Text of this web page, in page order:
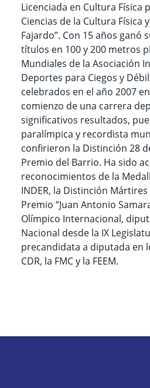
Licenciada en Cultura Física
Ciencias de la Cultura Física
Fajardo”. Con 15 años ganó
títulos en 100 y 200 metros
Mundiales de la Asociación
Deportes para Ciegos y
celebrados en el año 2007
comienzo de una carrera
significativos resultados,
paralímpica y recordista
confirieron la Distinción 28
Premio del Barrio. Ha sido
reconocimientos de la
INDER, la Distinción
Premio “Juan Antonio
Olímpico Internacional,
Nacional desde la IX
precandidata a diputada en
CDR, la FMC y la FEEM.